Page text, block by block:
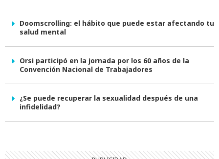
Doomscrolling: el hábito que puede estar afectando tu
salud mental
Orsi participó en la jornada por los 60 años de la
Convención Nacional de Trabajadores
¿Se puede recuperar la sexualidad después de una
infidelidad?